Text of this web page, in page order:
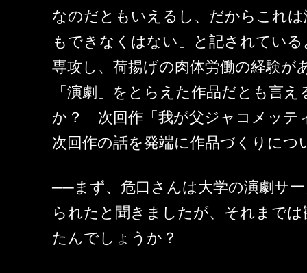
なのだともいえるし、だからこれ
もできなくはない」と記されてい
専攻し、荷揚げの肉体労働の経験が
「演劇」をとらえた作品だとも言
か？ 次回作「我が父ジャコメッテ
次回作の話を発端に作品づくりにつ
──まず、危口さんは大学の演劇サ
られたと聞きましたが、それまで
たんでしょうか？